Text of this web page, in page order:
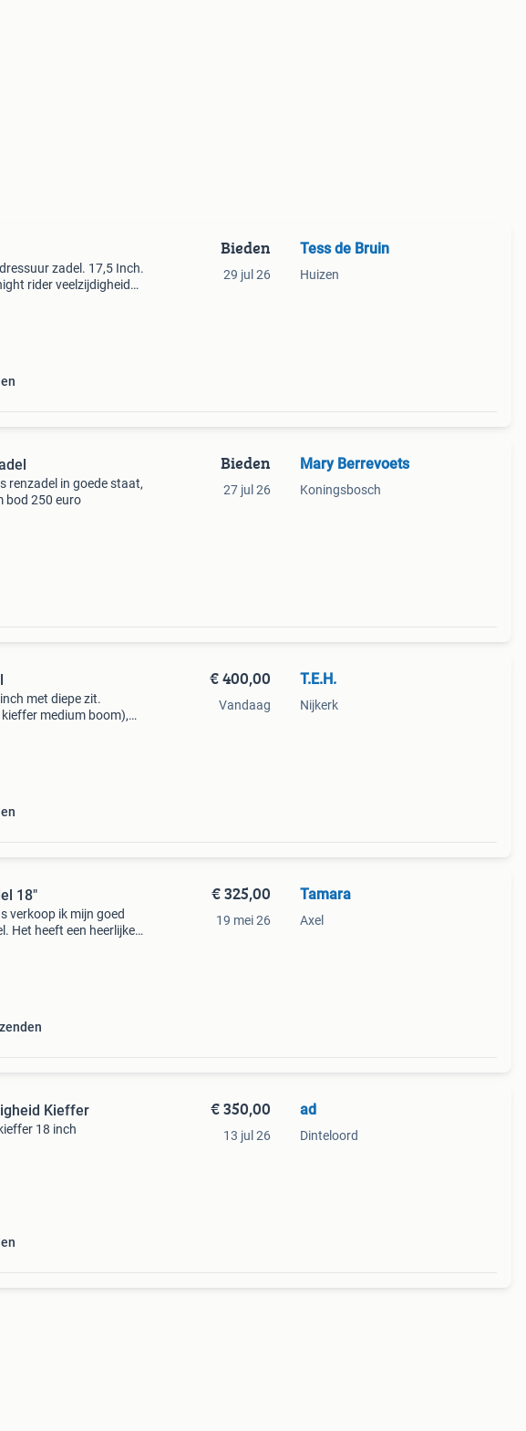
zadel. 17,5 Inch.
rider veelzijdigheid
Bieden
29 jul 26
Tess de Bruin
Huizen
renzadel in goede staat,
bod 250 euro
Bieden
27 jul 26
Mary Berrevoets
Koningsbosch
met diepe zit.
medium boom),
€ 400,00
Vandaag
T.E.H.
Nijkerk
18"
verkoop ik mijn goed
Het heeft een heerlijke
€ 325,00
19 mei 26
Tamara
Axel
Kieffer
18 inch
€ 350,00
13 jul 26
ad
Dinteloord